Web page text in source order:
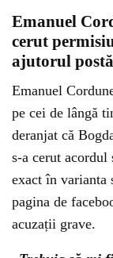
Emanuel
cerut
ajutorul
Emanuel
pe cei de lângă
deranjat că
s-a cerut
exact în varianta
pagina de
acuzații grave.